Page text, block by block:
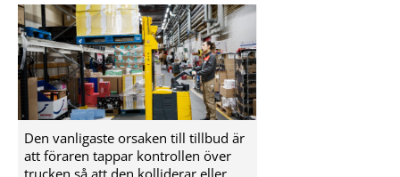
Den vanligaste orsaken till tillbud är
att föraren tappar kontrollen över